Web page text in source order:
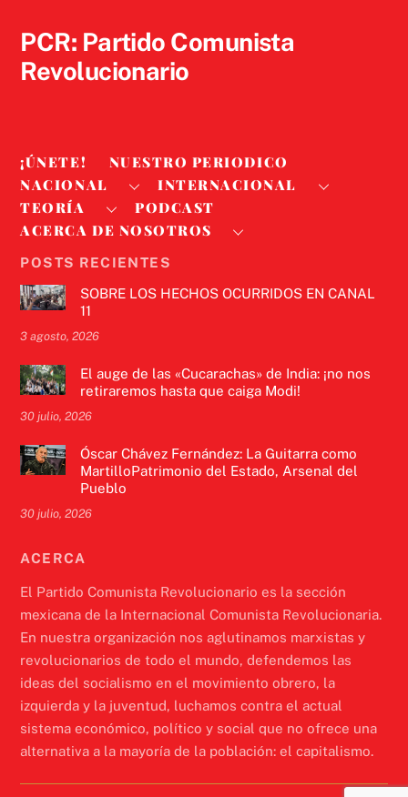
PCR: Partido Comunista
Revolucionario
¡ÚNETE!
NUESTRO PERIODICO
NACIONAL
INTERNACIONAL
TEORÍA
PODCAST
ACERCA DE NOSOTROS
POSTS RECIENTES
SOBRE LOS HECHOS OCURRIDOS EN CANAL
11
3 agosto, 2026
El auge de las «Cucarachas» de India: ¡no nos
retiraremos hasta que caiga Modi!
30 julio, 2026
Óscar Chávez Fernández: La Guitarra como
MartilloPatrimonio del Estado, Arsenal del
Pueblo
30 julio, 2026
ACERCA
El Partido Comunista Revolucionario es la sección
mexicana de la Internacional Comunista Revolucionaria.
En nuestra organización nos aglutinamos marxistas y
revolucionarios de todo el mundo, defendemos las
ideas del socialismo en el movimiento obrero, la
izquierda y la juventud, luchamos contra el actual
sistema económico, político y social que no ofrece una
alternativa a la mayoría de la población: el capitalismo.